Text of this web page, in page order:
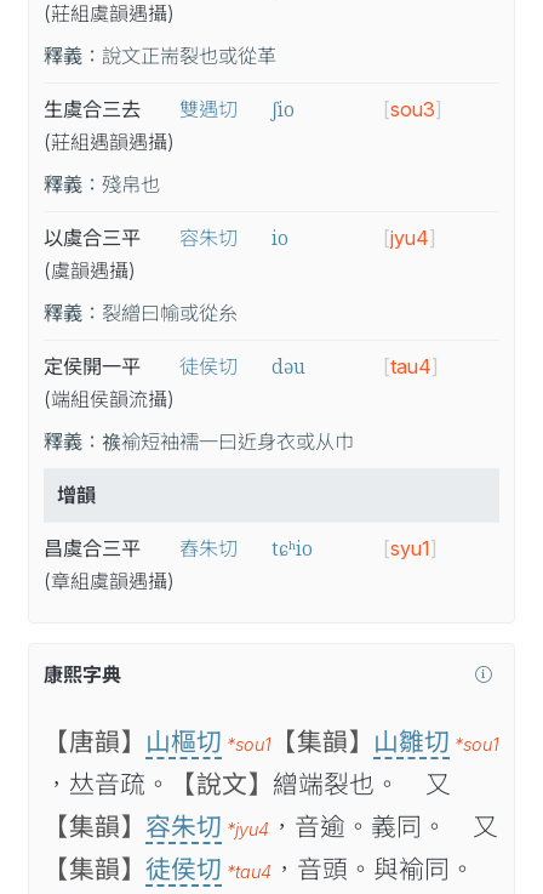
(莊組虞韻遇攝)
釋義： 說文正耑裂也或從革
生虞合三去
(莊組遇韻遇攝)
雙遇切 ʃio [sou3]
釋義： 殘帛也
以虞合三平
(虞韻遇攝)
容朱切 io [jyu4]
釋義： 裂繒曰㡏或從糸
定侯開一平
(端組侯韻流攝)
徒侯切 dəu [tau4]
釋義： 𥚦褕短袖襦一曰近身衣或从巾
增韻
昌虞合三平
(章組虞韻遇攝)
舂朱切 tɕʰio [syu1]
康熙字典
【唐韻】 山樞切 *sou1 【集韻】 山雛切 *sou1
，𠀤音疏。 【說文】 繒端裂也。 又
【集韻】 容朱切 *jyu4 ，音逾。義同。 又
【集韻】 徒侯切 *tau4 ，音頭。與褕同。